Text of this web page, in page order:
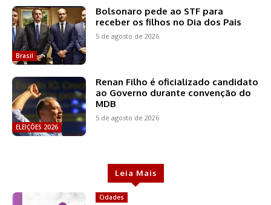
Brasil
Bolsonaro pede ao STF para
receber os filhos no Dia dos Pais
5 de agosto de 2026
ELEIÇÕES 2026
Renan Filho é oficializado candidato
ao Governo durante convenção do
MDB
5 de agosto de 2026
Leia Mais
Cidades